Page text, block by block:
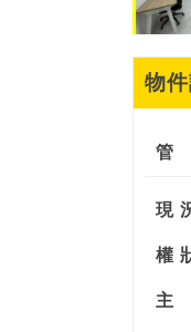
物
管
現
權
主